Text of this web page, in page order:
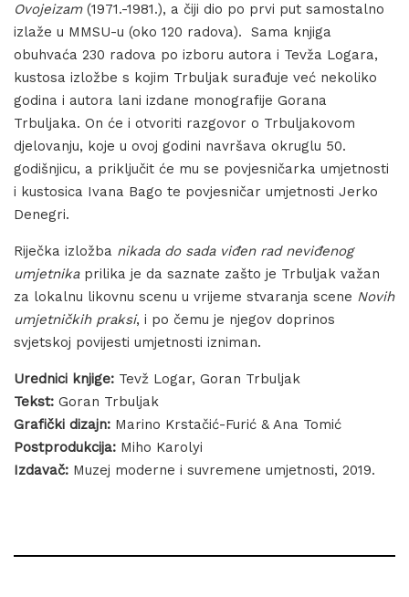
Ovojeizam(1971.-1981.), a čiji dio po prvi put samostalno
izlaže u MMSU-u (oko 120 radova). Sama knjiga
obuhvaća 230 radova po izboru autora i Tevža Logara,
kustosa izložbe s kojim Trbuljak surađuje već nekoliko
godina i autora lani izdane monografije Gorana
Trbuljaka. On će i otvoriti razgovor o Trbuljakovom
djelovanju, koje u ovoj godini navršava okruglu 50.
godišnjicu, a priključit će mu se povjesničarka umjetnosti
i kustosica Ivana Bago te povjesničar umjetnosti Jerko
Denegri.
Riječka izložba nikada do sada viđen rad neviđenog
umjetnikaprilika je da saznate zašto je Trbuljak važan
za lokalnu likovnu scenu u vrijeme stvaranja scene Novih
umjetničkih praksi, i po čemu je njegov doprinos
svjetskoj povijesti umjetnosti izniman.
Urednici knjige: Tevž Logar, Goran Trbuljak
Tekst: Goran Trbuljak
Grafički dizajn: Marino Krstačić-Furić & Ana Tomić
Postprodukcija: Miho Karolyi
Izdavač: Muzej moderne i suvremene umjetnosti, 2019.